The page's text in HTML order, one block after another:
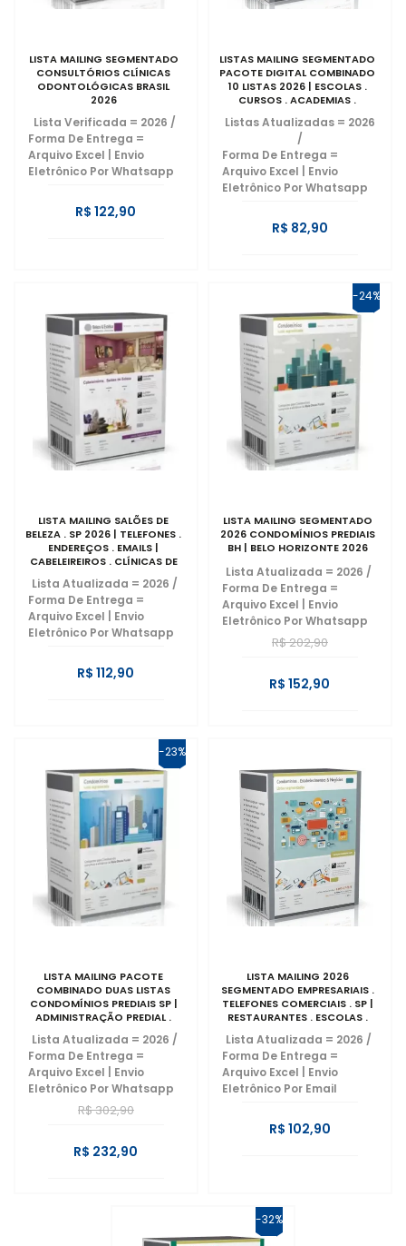
LISTA MAILING SEGMENTADO
CONSULTÓRIOS CLÍNICAS
ODONTOLÓGICAS BRASIL
2026
Lista Verificada = 2026 /
Forma De Entrega =
Arquivo Excel | Envio
Eletrônico Por Whatsapp
R$ 122,90
LISTAS MAILING SEGMENTADO
PACOTE DIGITAL COMBINADO
10 LISTAS 2026 | ESCOLAS .
CURSOS . ACADEMIAS .
RESTAURANTES . ENGENHARIA .
HOTÉIS | EMAILS EMPRESARIAIS
2026
Listas Atualizadas = 2026
/
Forma De Entrega =
Arquivo Excel | Envio
Eletrônico Por Whatsapp
R$ 82,90
LISTA MAILING SALÕES DE
BELEZA . SP 2026 | TELEFONES .
ENDEREÇOS . EMAILS |
CABELEIREIROS . CLÍNICAS DE
SERVIÇOS DE TRATAMENTO
ESTÉTICO
Lista Atualizada = 2026 /
Forma De Entrega =
Arquivo Excel | Envio
Eletrônico Por Whatsapp
R$ 112,90
-24%
LISTA MAILING SEGMENTADO
2026 CONDOMÍNIOS PREDIAIS
BH | BELO HORIZONTE 2026
Lista Atualizada = 2026 /
Forma De Entrega =
Arquivo Excel | Envio
Eletrônico Por Whatsapp
R$ 202,90
R$ 152,90
-23%
LISTA MAILING PACOTE
COMBINADO DUAS LISTAS
CONDOMÍNIOS PREDIAIS SP |
ADMINISTRAÇÃO PREDIAL .
PROFISSIONAIS.
ADMINISTRADORAS .
IMOBILIÁRIAS 2026
Lista Atualizada = 2026 /
Forma De Entrega =
Arquivo Excel | Envio
Eletrônico Por Whatsapp
R$ 302,90
R$ 232,90
LISTA MAILING 2026
SEGMENTADO EMPRESARIAIS .
TELEFONES COMERCIAIS . SP |
RESTAURANTES . ESCOLAS .
ESTABELECIMENTOS .
COMÉRCIO
Lista Atualizada = 2026 /
Forma De Entrega =
Arquivo Excel | Envio
Eletrônico Por Email
R$ 102,90
-32%